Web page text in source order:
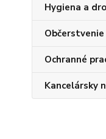
Hygiena a
Občerstvenie
Ochranné
Kancelársky